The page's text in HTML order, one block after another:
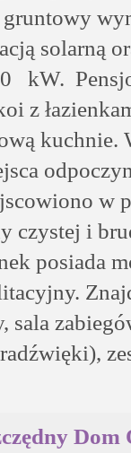
solarną
kW.
z
w
czystej i
posiada
sala